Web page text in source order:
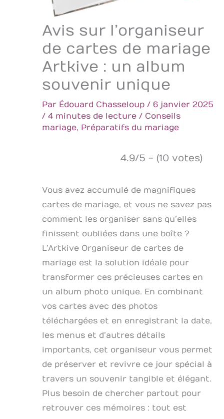
Avis sur l’organiseur
de cartes de mariage
Artkive : un album
souvenir unique
Par Édouard Chasseloup / 6 janvier 2025
/ 4 minutes de lecture / Conseils
mariage, Préparatifs du mariage
4.9/5 - (10 votes)
Vous avez accumulé de magnifiques
cartes de mariage, et vous ne savez pas
comment les organiser sans qu’elles
finissent oubliées dans une boîte ?
L’Artkive Organiseur de cartes de
mariage est la solution idéale pour
transformer ces précieuses cartes en
un album photo unique. En combinant
vos cartes avec des photos
téléchargées et en enregistrant la date,
les menus et d’autres détails
importants, cet organiseur vous permet
de préserver et revivre ce jour spécial à
travers un souvenir tangible et élégant.
Plus besoin de chercher partout pour
retrouver ces mémoires : tout est